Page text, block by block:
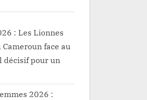
: Les Lionnes
face au
décisif pour un
2026 :